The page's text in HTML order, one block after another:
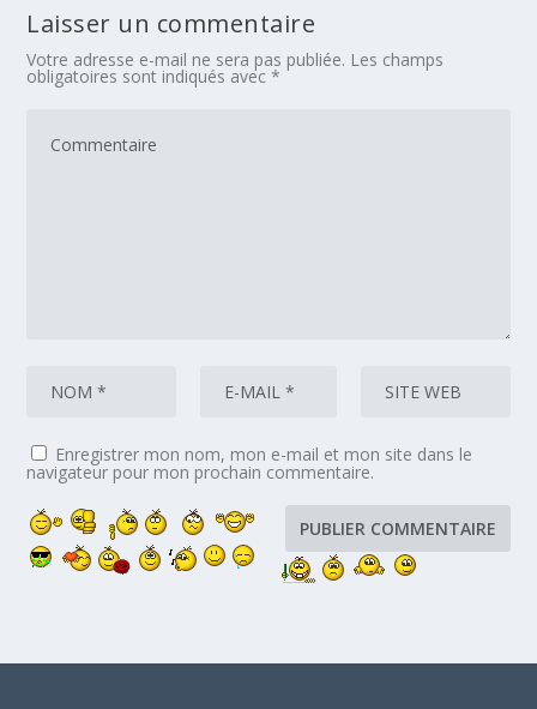
Laisser un commentaire
Votre adresse e-mail ne sera pas publiée. Les champs
obligatoires sont indiqués avec*
Enregistrer mon nom, mon e-mail et mon site dans le
navigateur pour mon prochain commentaire.